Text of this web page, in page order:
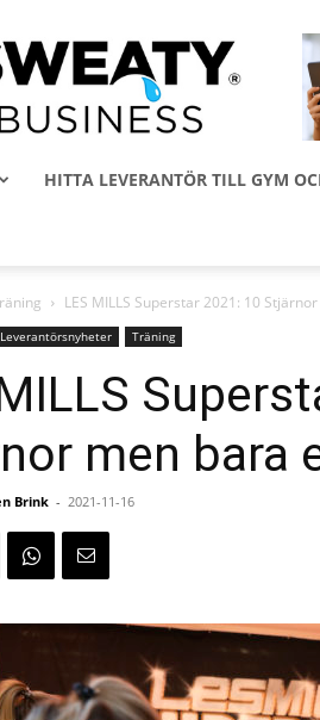
Sweaty
Business
HITTA LEVERANTÖR TILL GYM
LES MILLS Superstar 2021: 10
Leverantörsnyheter Träning
men bara
Brink - 2021-11-16